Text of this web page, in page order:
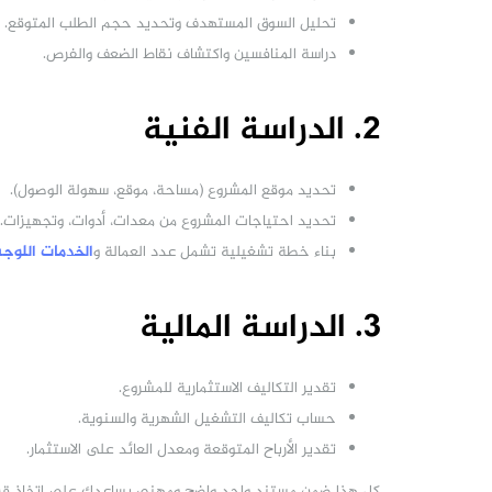
تحليل السوق المستهدف وتحديد حجم الطلب المتوقع.
دراسة المنافسين واكتشاف نقاط الضعف والفرص.
2. الدراسة الفنية
تحديد موقع المشروع (مساحة، موقع، سهولة الوصول).
تحديد احتياجات المشروع من معدات، أدوات، وتجهيزات.
بناء خطة تشغيلية تشمل عدد العمالة والخدمات
3. الدراسة المالية
تقدير التكاليف الاستثمارية للمشروع.
حساب تكاليف التشغيل الشهرية والسنوية.
تقدير الأرباح المتوقعة ومعدل العائد على الاستثمار.